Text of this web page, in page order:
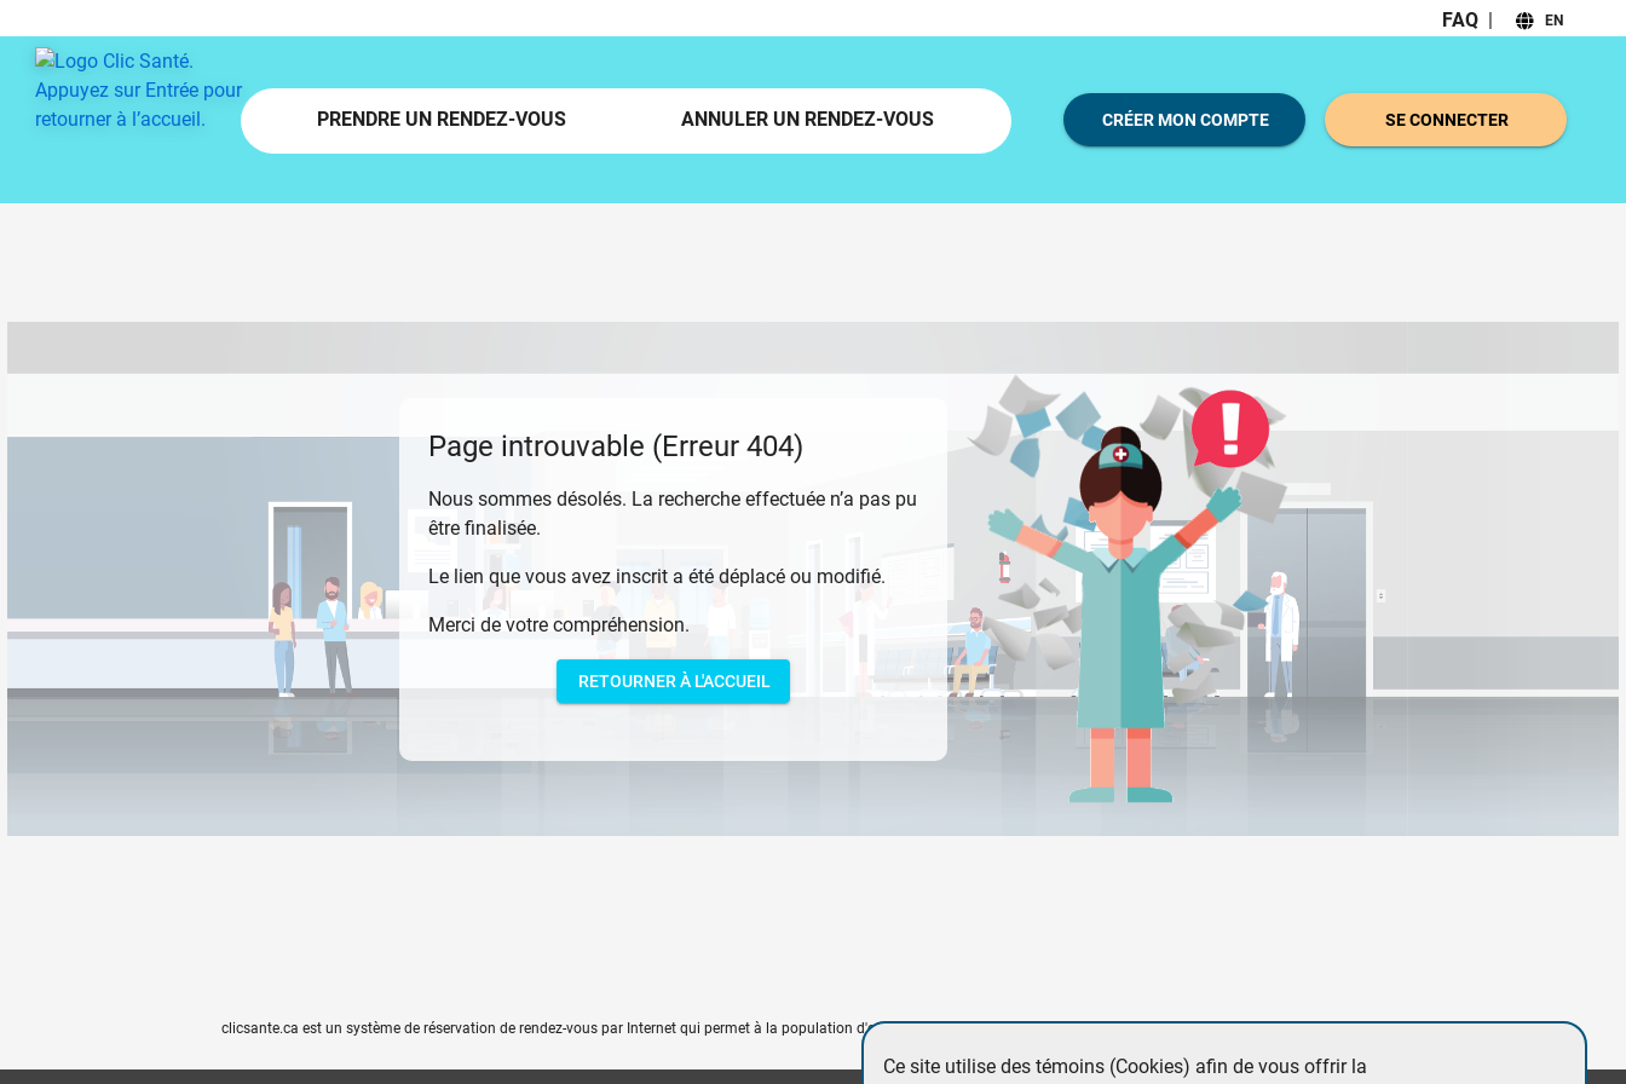
FAQ | EN
PRENDRE UN RENDEZ-VOUS ANNULER UN RENDEZ-VOUS CRÉER MON COMPTE SE CONNECTER
Page introuvable (Erreur 404)
Nous sommes désolés. La recherche effectuée n’a pas pu
être finalisée.
Le lien que vous avez inscrit a été déplacé ou modifié.
Merci de votre compréhension.
RETOURNER À L'ACCUEIL
clicsante.ca est un système de réservation de rendez-vous par Internet qui permet à la population d'obtenir rapidement et sans déplacement un coupon de réservation de rendez-vous.
Ce site utilise des témoins (Cookies) afin de vous offrir la